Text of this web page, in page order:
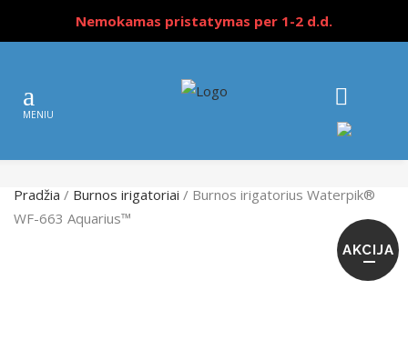
Nemokamas pristatymas per 1-2 d.d.
AKCIJA
Pradžia / Burnos irigatoriai / Burnos irigatorius Waterpik®
WF-663 Aquarius™